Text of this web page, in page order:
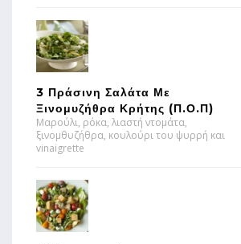
3 Πράσινη Σαλάτα Με
Ξινομυζήθρα Κρήτης (π.ο.π)
Μαρούλι, ρόκα, λιαστή ντομάτα,
ξινομθυζήθρα, κουλούρι του ψυρρή και
vinaigrette